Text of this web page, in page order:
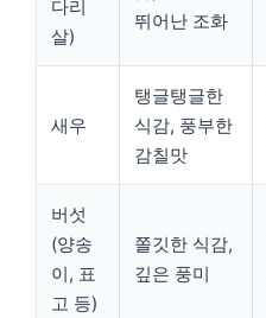
다리
살)
뛰어난 조화
새우
탱글탱글한
식감, 풍부한
감칠맛
버섯
(양송
이, 표
고 등)
쫄깃한 식감,
깊은 풍미